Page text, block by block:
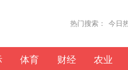
热门搜索： 今日
体育 财经 农业